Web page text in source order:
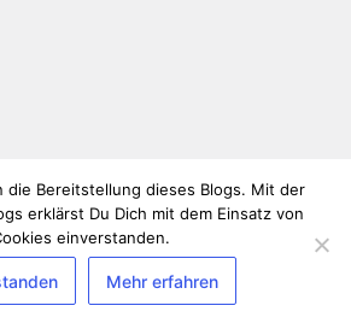
die Bereitstellung dieses Blogs. Mit der
erklärst Du Dich mit dem Einsatz von
einverstanden.
Mehr erfahren